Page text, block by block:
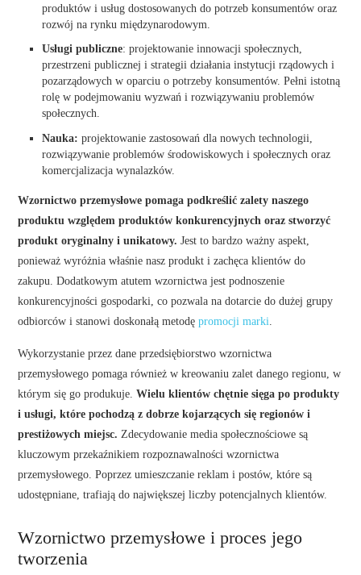
produktów i usług dostosowanych do potrzeb konsumentów oraz
rozwój na rynku międzynarodowym.
Usługi publiczne: projektowanie innowacji społecznych,
przestrzeni publicznej i strategii działania instytucji rządowych i
pozarządowych w oparciu o potrzeby konsumentów. Pełni istotną
rolę w podejmowaniu wyzwań i rozwiązywaniu problemów
społecznych.
Nauka: projektowanie zastosowań dla nowych technologii,
rozwiązywanie problemów środowiskowych i społecznych oraz
komercjalizacja wynalazków.
Wzornictwo przemysłowe pomaga podkreślić zalety naszego
produktu względem produktów konkurencyjnych oraz stworzyć
produkt oryginalny i unikatowy. Jest to bardzo ważny aspekt,
ponieważ wyróżnia właśnie nasz produkt i zachęca klientów do
zakupu. Dodatkowym atutem wzornictwa jest podnoszenie
konkurencyjności gospodarki, co pozwala na dotarcie do dużej grupy
odbiorców i stanowi doskonałą metodępromocji marki
Wykorzystanie przez dane przedsiębiorstwo wzornictwa
przemysłowego pomaga również w kreowaniu zalet danego regionu, w
którym się go produkuje.Wielu klientów chętnie sięga po produkty
i usługi, które pochodzą z dobrze kojarzących się regionów i
prestiżowych miejsc. Zdecydowanie media społecznościowe są
kluczowym przekaźnikiem rozpoznawalności wzornictwa
przemysłowego. Poprzez umieszczanie reklam i postów, które są
udostępniane, trafiają do największej liczby potencjalnych klientów.
Wzornictwo przemysłowe i proces jego
tworzenia